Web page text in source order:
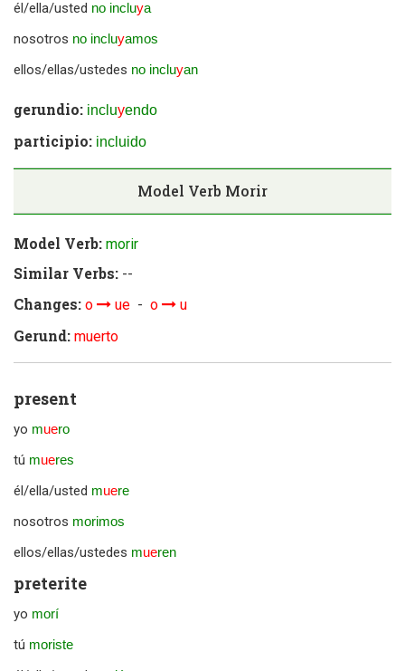
él/ella/usted no incluya
nosotros no incluyamos
ellos/ellas/ustedes no incluyan
gerundio: incluyendo
participio: incluido
Model Verb Morir
Model Verb: morir
Similar Verbs: --
Changes: o ue - o u
Gerund: muerto
present
yo muero
tú mueres
él/ella/usted muere
nosotros morimos
ellos/ellas/ustedes mueren
preterite
yo morí
tú moriste